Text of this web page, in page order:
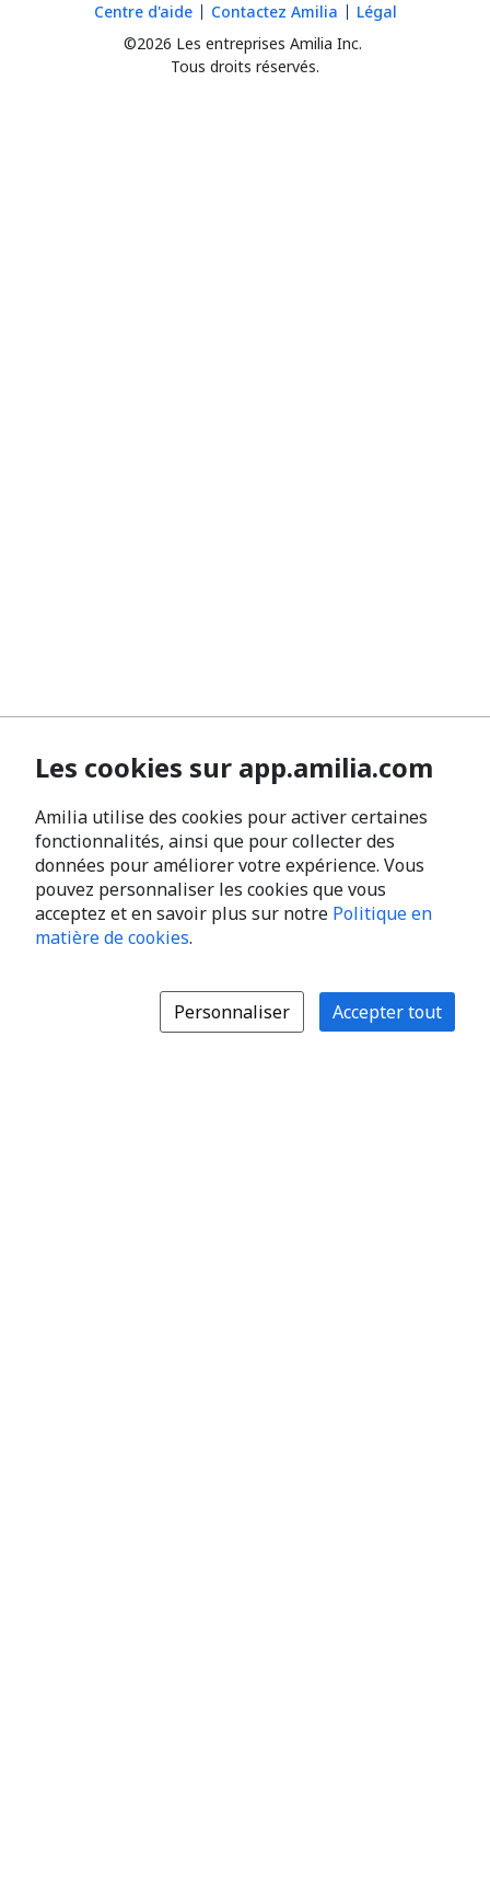
©2026 Les entreprises Amilia Inc.
Tous droits réservés.
Centre d'aide Contactez Amilia Légal
Les cookies sur app.amilia.com
Amilia utilise des cookies pour activer certaines
fonctionnalités, ainsi que pour collecter des
données pour améliorer votre expérience. Vous
pouvez personnaliser les cookies que vous
acceptez et en savoir plus sur notre Politique en
matière de cookies.
Personnaliser Accepter tout